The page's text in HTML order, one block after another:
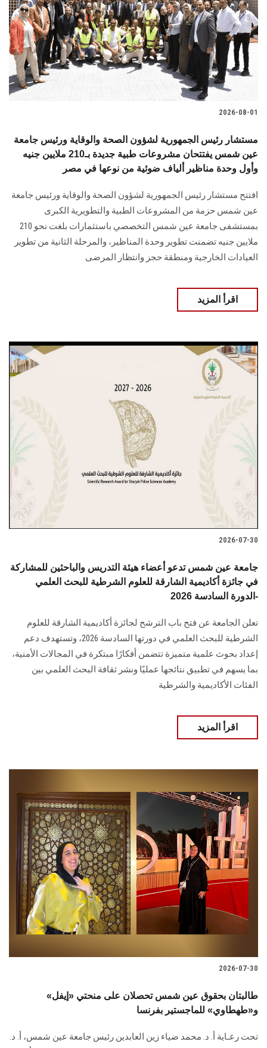
2026-08-01
مستشار رئيس الجمهورية لشؤون الصحة والوقاية ورئيس جامعة
عين شمس يفتتحان مشروعات طبية جديدة بـ210 ملايين جنيه
وأول وحدة مناظير ألياف ضوئية من نوعها في مصر
افتتح مستشار رئيس الجمهورية لشؤون الصحة والوقاية ورئيس جامعة
عين شمس حزمة من المشروعات الطبية والتطويرية الكبرى
بمستشفى جامعة عين شمس التخصصي باستثمارات بلغت نحو 210
ملايين جنيه تضمنت تطوير وحدة المناظير، والمرحلة الثانية من تطوير
العيادات الخارجية ومنطقة حجز وانتظار المرضى
اقرأ المزيد
2026-07-30
جامعة عين شمس تدعو أعضاء هيئة التدريس والباحثين للمشاركة
في جائزة أكاديمية الشارقة للعلوم الشرطية للبحث العلمي
-الدورة السادسة 2026
تعلن الجامعة عن فتح باب الترشح لجائزة أكاديمية الشارقة للعلوم
الشرطية للبحث العلمي في دورتها السادسة 2026، وتستهدف دعم
إعداد بحوث علمية متميزة تتضمن أفكارًا مبتكرة في المجالات الأمنية،
بما يسهم في تطبيق نتائجها عمليًا ونشر ثقافة البحث العلمي بين
الفئات الأكاديمية والشرطية
اقرأ المزيد
2026-07-30
طالبتان بحقوق عين شمس تحصلان على منحتي «إيفل»
و«طهطاوي» للماجستير بفرنسا
تحت رعـاية أ. د. محمد ضياء زين العابدين رئيس جامعة عين شمس، أ. د.